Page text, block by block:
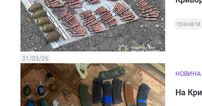
гранати
31/03/26
НОВИНА
На